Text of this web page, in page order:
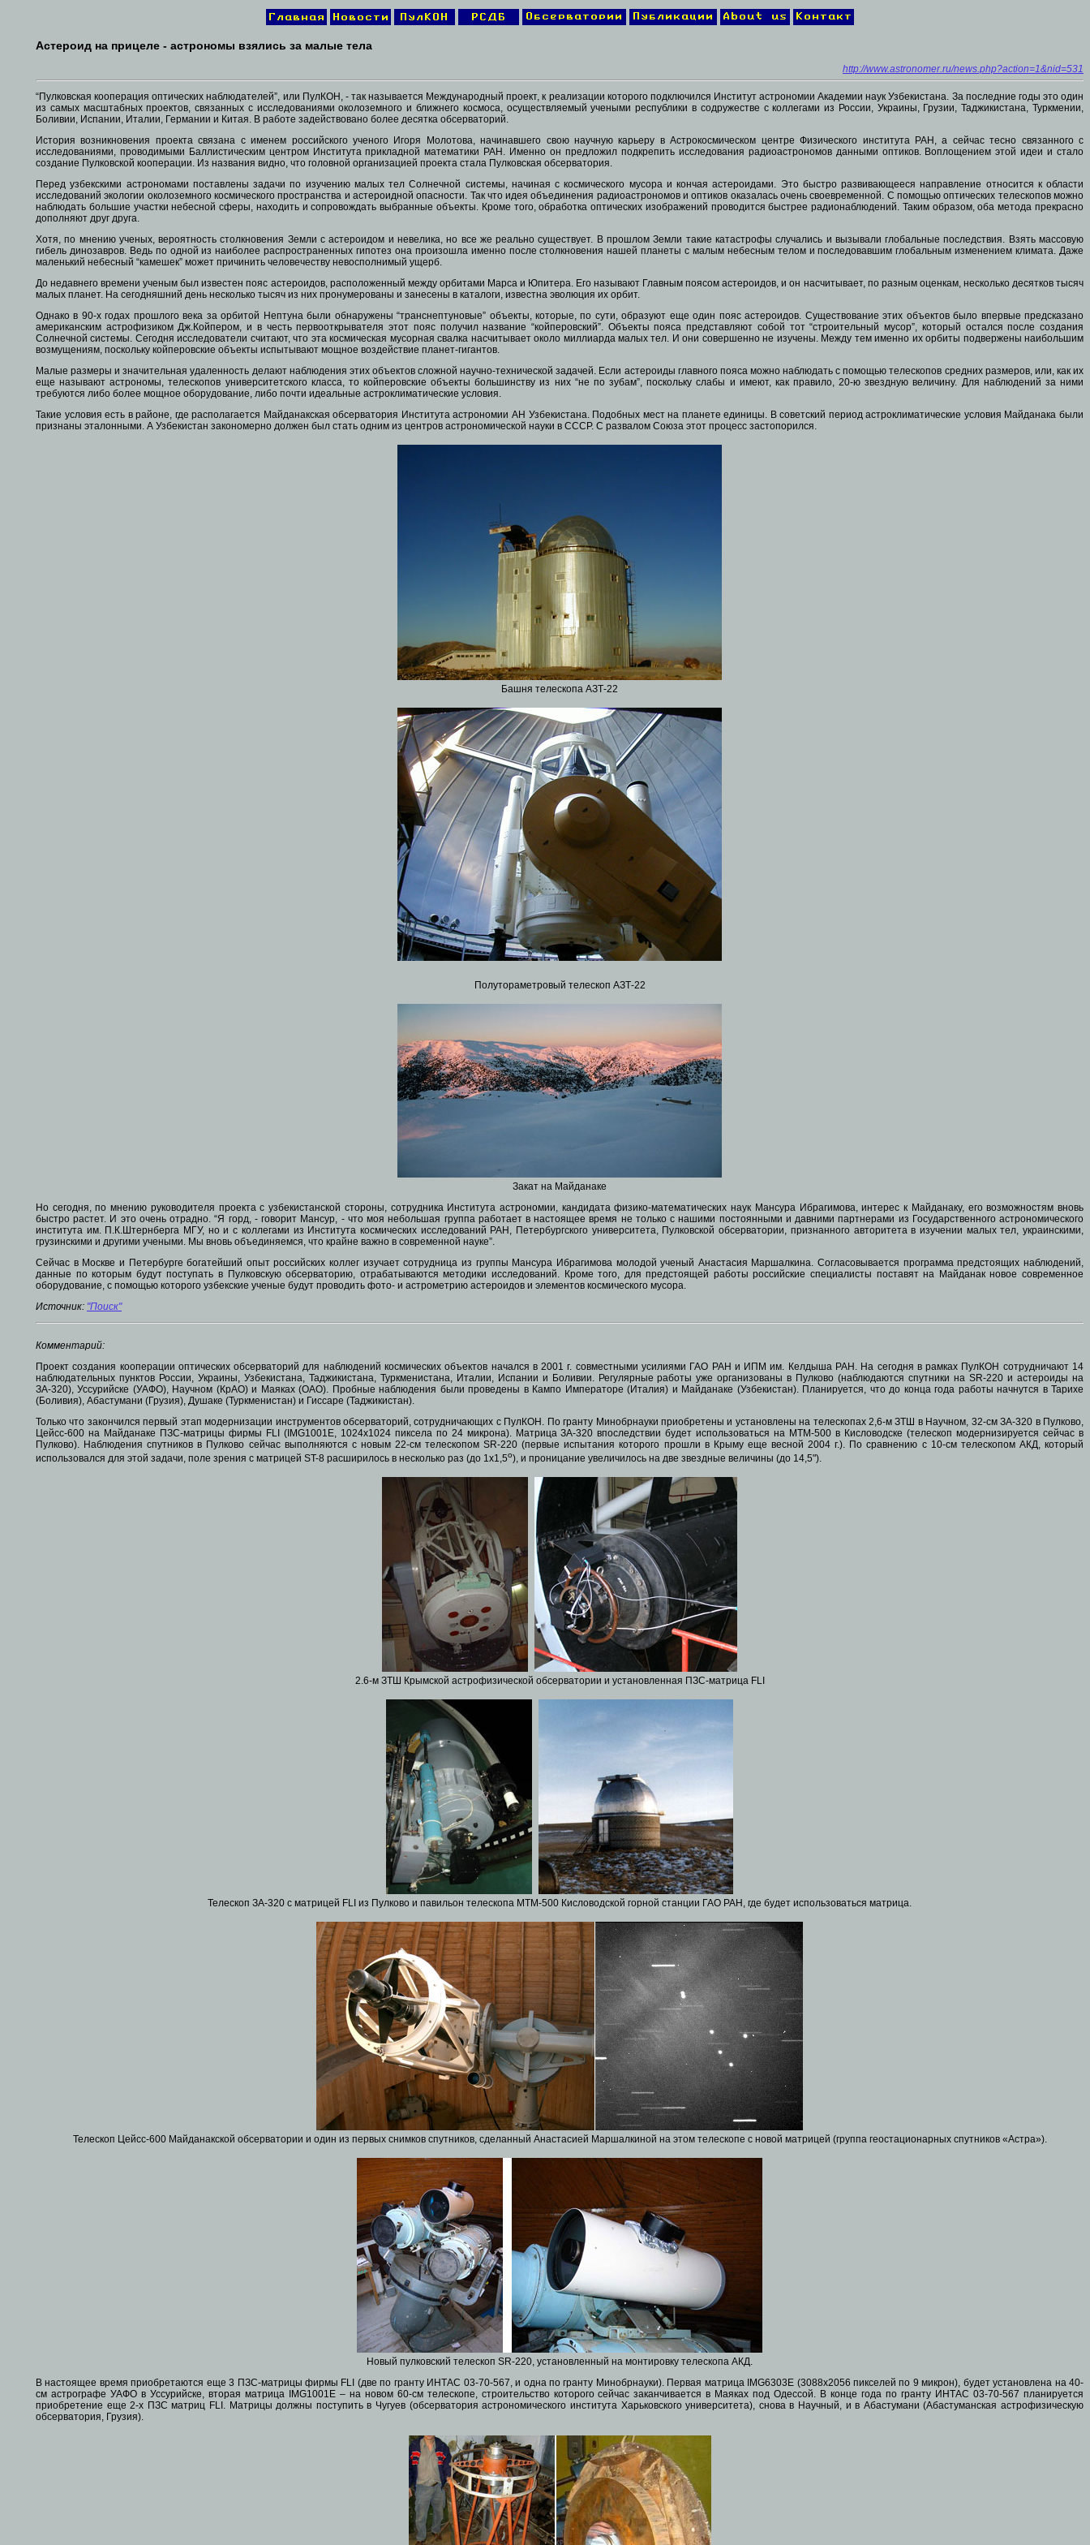
Астероид на прицеле - астрономы взялись за малые тела
http://www.astronomer.ru/news.php?action=1&nid=531
“Пулковская кооперация оптических наблюдателей”, или ПулКОН, - так называется Международный проект, к реализации которого подключился Институт астрономии Академии наук Узбекистана. За последние годы это один
из самых масштабных проектов, связанных с исследованиями околоземного и ближнего космоса, осуществляемый учеными республики в содружестве с коллегами из России, Украины, Грузии, Таджикистана, Туркмении,
Боливии, Испании, Италии, Германии и Китая. В работе задействовано более десятка обсерваторий.
История возникновения проекта связана с именем российского ученого Игоря Молотова, начинавшего свою научную карьеру в Астрокосмическом центре Физического института РАН, а сейчас тесно связанного с
исследованиями, проводимыми Баллистическим центром Института прикладной математики РАН. Именно он предложил подкрепить исследования радиоастрономов данными оптиков. Воплощением этой идеи и стало
создание Пулковской кооперации. Из названия видно, что головной организацией проекта стала Пулковская обсерватория.
Перед узбекскими астрономами поставлены задачи по изучению малых тел Солнечной системы, начиная с космического мусора и кончая астероидами. Это быстро развивающееся направление относится к области
исследований экологии околоземного космического пространства и астероидной опасности. Так что идея объединения радиоастрономов и оптиков оказалась очень своевременной. С помощью оптических телескопов можно
наблюдать большие участки небесной сферы, находить и сопровождать выбранные объекты. Кроме того, обработка оптических изображений проводится быстрее радионаблюдений. Таким образом, оба метода прекрасно
дополняют друг друга.
Хотя, по мнению ученых, вероятность столкновения Земли с астероидом и невелика, но все же реально существует. В прошлом Земли такие катастрофы случались и вызывали глобальные последствия. Взять массовую
гибель динозавров. Ведь по одной из наиболее распространенных гипотез она произошла именно после столкновения нашей планеты с малым небесным телом и последовавшим глобальным изменением климата. Даже
маленький небесный “камешек” может причинить человечеству невосполнимый ущерб.
До недавнего времени ученым был известен пояс астероидов, расположенный между орбитами Марса и Юпитера. Его называют Главным поясом астероидов, и он насчитывает, по разным оценкам, несколько десятков тысяч
малых планет. На сегодняшний день несколько тысяч из них пронумерованы и занесены в каталоги, известна эволюция их орбит.
Однако в 90-х годах прошлого века за орбитой Нептуна были обнаружены “транснептуновые” объекты, которые, по сути, образуют еще один пояс астероидов. Существование этих объектов было впервые предсказано
американским астрофизиком Дж.Койпером, и в честь первооткрывателя этот пояс получил название “койперовский”. Объекты пояса представляют собой тот “строительный мусор”, который остался после создания
Солнечной системы. Сегодня исследователи считают, что эта космическая мусорная свалка насчитывает около миллиарда малых тел. И они совершенно не изучены. Между тем именно их орбиты подвержены наибольшим
возмущениям, поскольку койперовские объекты испытывают мощное воздействие планет-гигантов.
Малые размеры и значительная удаленность делают наблюдения этих объектов сложной научно-технической задачей. Если астероиды главного пояса можно наблюдать с помощью телескопов средних размеров, или, как их
еще называют астрономы, телескопов университетского класса, то койперовские объекты большинству из них “не по зубам”, поскольку слабы и имеют, как правило, 20-ю звездную величину. Для наблюдений за ними
требуются либо более мощное оборудование, либо почти идеальные астроклиматические условия.
Такие условия есть в районе, где располагается Майданакская обсерватория Института астрономии АН Узбекистана. Подобных мест на планете единицы. В советский период астроклиматические условия Майданака были
признаны эталонными. А Узбекистан закономерно должен был стать одним из центров астрономической науки в СССР. С развалом Союза этот процесс застопорился.
Башня телескопа АЗТ-22
Полутораметровый телескоп АЗТ-22
Закат на Майданаке
Но сегодня, по мнению руководителя проекта с узбекистанской стороны, сотрудника Института астрономии, кандидата физико-математических наук Мансура Ибрагимова, интерес к Майданаку, его возможностям вновь
быстро растет. И это очень отрадно. “Я горд, - говорит Мансур, - что моя небольшая группа работает в настоящее время не только с нашими постоянными и давними партнерами из Государственного астрономического
института им. П.К.Штернберга МГУ, но и с коллегами из Института космических исследований РАН, Петербургского университета, Пулковской обсерватории, признанного авторитета в изучении малых тел, украинскими,
грузинскими и другими учеными. Мы вновь объединяемся, что крайне важно в современной науке”.
Сейчас в Москве и Петербурге богатейший опыт российских коллег изучает сотрудница из группы Мансура Ибрагимова молодой ученый Анастасия Маршалкина. Согласовывается программа предстоящих наблюдений,
данные по которым будут поступать в Пулковскую обсерваторию, отрабатываются методики исследований. Кроме того, для предстоящей работы российские специалисты поставят на Майданак новое современное
оборудование, с помощью которого узбекские ученые будут проводить фото- и астрометрию астероидов и элементов космического мусора.
Источник: "Поиск"
Комментарий:
Проект создания кооперации оптических обсерваторий для наблюдений космических объектов начался в 2001 г. совместными усилиями ГАО РАН и ИПМ им. Келдыша РАН. На сегодня в рамках ПулКОН сотрудничают 14
наблюдательных пунктов России, Украины, Узбекистана, Таджикистана, Туркменистана, Италии, Испании и Боливии. Регулярные работы уже организованы в Пулково (наблюдаются спутники на SR-220 и астероиды на
ЗА-320), Уссурийске (УАФО), Научном (КрАО) и Маяках (ОАО). Пробные наблюдения были проведены в Кампо Императоре (Италия) и Майданаке (Узбекистан). Планируется, что до конца года работы начнутся в Тарихе
(Боливия), Абастумани (Грузия), Душаке (Туркменистан) и Гиссаре (Таджикистан).
Только что закончился первый этап модернизации инструментов обсерваторий, сотрудничающих с ПулКОН. По гранту Минобрнауки приобретены и установлены на телескопах 2,6-м ЗТШ в Научном, 32-см ЗА-320 в Пулково,
Цейсс-600 на Майданаке ПЗС-матрицы фирмы FLI (IMG1001E, 1024х1024 пиксела по 24 микрона). Матрица ЗА-320 впоследствии будет использоваться на МТМ-500 в Кисловодске (телескоп модернизируется сейчас в
Пулково). Наблюдения спутников в Пулково сейчас выполняются с новым 22-см телескопом SR-220 (первые испытания которого прошли в Крыму еще весной 2004 г.). По сравнению с 10-см телескопом АКД, который
использовался для этой задачи, поле зрения с матрицей ST-8 расширилось в несколько раз (до 1х1,5о), и проницание увеличилось на две звездные величины (до 14,5").
2.6-м ЗТШ Крымской астрофизической обсерватории и установленная ПЗС-матрица FLI
Телескоп ЗА-320 с матрицей FLI из Пулково и павильон телескопа МТМ-500 Кисловодской горной станции ГАО РАН, где будет использоваться матрица.
Телескоп Цейсс-600 Майданакской обсерватории и один из первых снимков спутников, сделанный Анастасией Маршалкиной на этом телескопе с новой матрицей (группа геостационарных спутников «Астра»).
Новый пулковский телескоп SR-220, установленный на монтировку телескопа АКД.
В настоящее время приобретаются еще 3 ПЗС-матрицы фирмы FLI (две по гранту ИНТАС 03-70-567, и одна по гранту Минобрнауки). Первая матрица IMG6303E (3088x2056 пикселей по 9 микрон), будет установлена на 40-
см астрографе УАФО в Уссурийске, вторая матрица IMG1001E – на новом 60-см телескопе, строительство которого сейчас заканчивается в Маяках под Одессой. В конце года по гранту ИНТАС 03-70-567 планируется
приобретение еще 2-х ПЗС матриц FLI. Матрицы должны поступить в Чугуев (обсерватория астрономического института Харьковского университета), снова в Научный, и в Абастумани (Абастуманская астрофизическую
обсерватория, Грузия).